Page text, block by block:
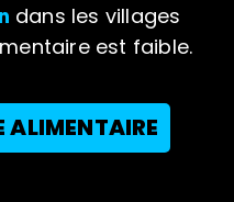
dans les villages
est faible.
ALIMENTAIRE